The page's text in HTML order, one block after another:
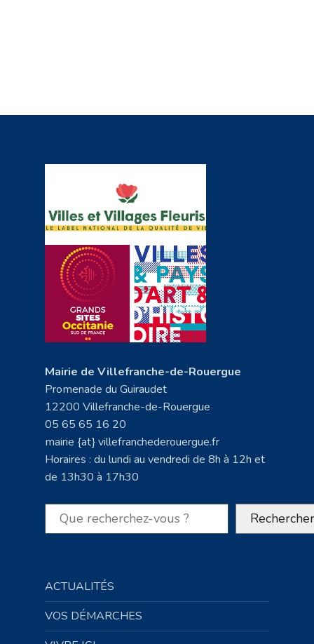
Mairie de Villefranche-de-Rouergue
Promenade du Guiraudet
12200 Villefranche-de-Rouergue
05 65 65 16 20
mairie {at} villefranchederouergue.fr
Horaires : du lundi au vendredi de 8h à 12h et
de 13h30 à 17h30
Rechercher Rechercher
ACTUALITÉS
VOS DÉMARCHES